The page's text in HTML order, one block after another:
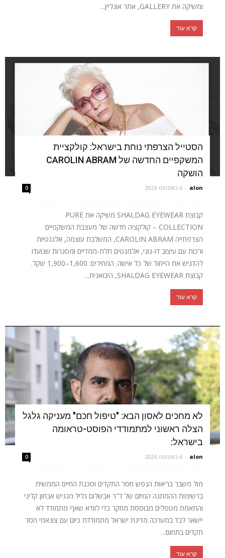
ומשיקה את GALLERY, אתר אונליין...
קרא עוד
הסטייל הצרפתי נוחת בישראל: קולקציית
המשקפיים החדשה של CAROLIN ABRAM
הושקה
alon
- 6 באוגוסט 2026 0
קבוצת SHALDAG EYEWEAR משיקה את PURE
COLLECTION – קולקציה חדשה של מעצבת המשקפיים
הצרפתייה CAROLIN ABRAM, המשלבת עוצמה, אלגנטיות
ורכות עם עיצוב דו-גוני, אלמנטים תלת-ממדיים ומסגרות שנועדו
להדגיש את הייחוד של כל אישה. המחירים: 1,600–1,900 שקל.
קבוצת SHALDAG EYEWEAR, היבואנית...
קרא עוד
לא מחכים לאסון הבא: "טיפול חכם" מעניקה גלגל
הצלה ראשוני למתמודדי הפוסט-טראומה
בישראל:
alon
- 6 באוגוסט 2026 0
מול משבר בריאות הנפש חסר התקדים וסכנת החיים הממשית
ברשימות ההמתנה המיזם של ד"ר אבשלום גליל מנגיש אבחון קליני
והתאמת מטפלים מבוססת מחקר כדי לוודא שאף מתמודד לא
יישאר לבד במערכה מדינת ישראל מתמודדת כיום עם צונאמי חסר
תקדים בתחום...
קרא עוד